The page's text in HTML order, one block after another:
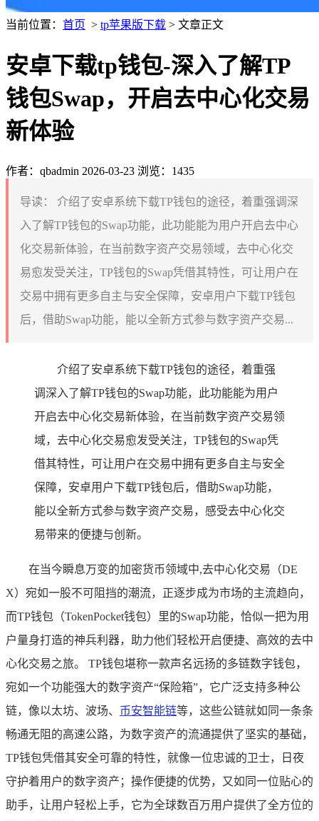
当前位置： 首页 > tp苹果版下载 > 文章正文
安卓下载tp钱包-深入了解TP
钱包Swap，开启去中心化交易
新体验
作者：qbadmin 2026-03-23 浏览：1435
导读：
介绍了安卓系统下载TP钱包的途径，着重强调深
入了解TP钱包的Swap功能，此功能能为用户开启去中心
化交易新体验，在当前数字资产交易领域，去中心化交
易愈发受关注，TP钱包的Swap凭借其特性，可让用户在
交易中拥有更多自主与安全保障，安卓用户下载TP钱包
后，借助Swap功能，能以全新方式参与数字资产交易...
介绍了安卓系统下载TP钱包的途径，着重强
调深入了解TP钱包的Swap功能，此功能能为用户
开启去中心化交易新体验，在当前数字资产交易领
域，去中心化交易愈发受关注，TP钱包的Swap凭
借其特性，可让用户在交易中拥有更多自主与安全
保障，安卓用户下载TP钱包后，借助Swap功能，
能以全新方式参与数字资产交易，感受去中心化交
易带来的便捷与创新。
在当今瞬息万变的加密货币领域中,去中心化交易（DE
X）宛如一股不可阻挡的潮流，正逐步成为市场的主流趋向，
而TP钱包（TokenPocket钱包）里的Swap功能，恰似一把为用
户量身打造的神兵利器，助力他们轻松开启便捷、高效的去中
心化交易之旅。 TP钱包堪称一款声名远扬的多链数字钱包，
宛如一个功能强大的数字资产“保险箱”，它广泛支持多种公
链，像以太坊、波场、 币安智能链等，这些公链就如同一条条
畅通无阻的高速公路，为数字资产的流通提供了坚实的基础，
TP钱包凭借其安全可靠的特性，就像一位忠诚的卫士，日夜
守护着用户的数字资产；操作便捷的优势，又如同一位贴心的
助手，让用户轻松上手，它为全球数百万用户提供了全方位的